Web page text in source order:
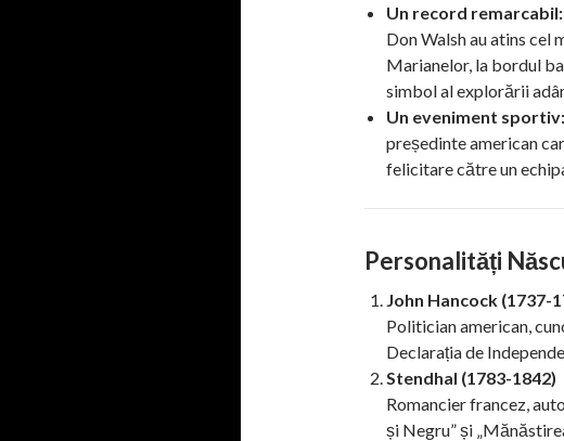
Un record remarcabil:
Don Walsh au atins cel
Marianelor, la bordul
simbol al explorării
Un eveniment sportiv:
președinte american
felicitare către un
Personalități
John Hancock (1737-
Politician american,
Declarația de
Stendhal (1783-1842)
Romancier francez,
și Negru” și